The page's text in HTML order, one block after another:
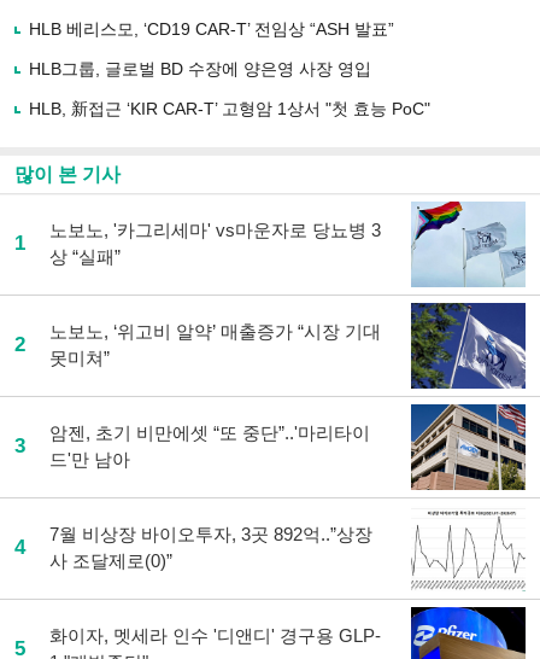
유
기
HLB 베리스모, ‘CD19 CAR-T’ 전임상 “ASH 발표”
HLB그룹, 글로벌 BD 수장에 양은영 사장 영입
HLB, 新접근 ‘KIR CAR-T’ 고형암 1상서 "첫 효능 PoC"
많이 본 기사
1
노보노, '카그리세마' vs마운자로 당뇨병 3
상 “실패”
2
노보노, ‘위고비 알약’ 매출증가 “시장 기대
못미쳐”
3
암젠, 초기 비만에셋 “또 중단”..'마리타이
드'만 남아
4
7월 비상장 바이오투자, 3곳 892억..”상장
사 조달제로(0)”
5
화이자, 멧세라 인수 '디앤디' 경구용 GLP-